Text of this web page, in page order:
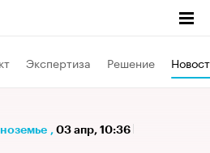
Экспертиза Решение
, 03 апр, 10:36